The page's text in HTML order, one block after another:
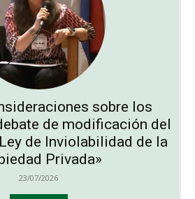
sobre los
de modificación del
de Inviolabilidad de la
Privada»
23/07/2026